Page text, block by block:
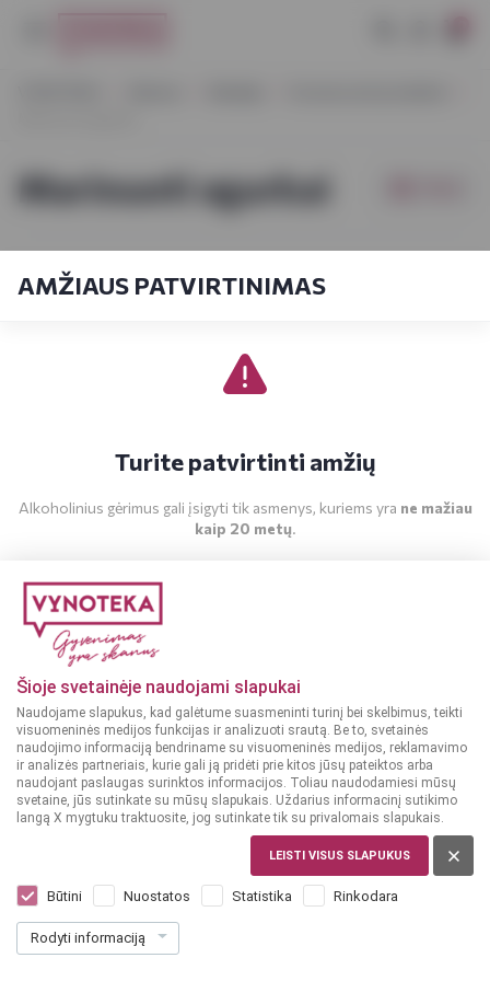
Šioje svetainėje naudojami slapukai
Naudojame slapukus, kad galėtume suasmeninti turinį bei skelbimus, teikti
visuomeninės medijos funkcijas ir analizuoti srautą. Be to, svetainės
naudojimo informaciją bendriname su visuomeninės medijos, reklamavimo
ir analizės partneriais, kurie gali ją pridėti prie kitos jūsų pateiktos arba
naudojant paslaugas surinktos informacijos. Toliau naudodamiesi mūsų
svetaine, jūs sutinkate su mūsų slapukais. Uždarius informacinį sutikimo
langą X mygtuku traktuosite, jog sutinkate tik su privalomais slapukais.
LEISTI VISUS SLAPUKUS
Būtini Nuostatos Statistika Rinkodara
Rodyti informaciją
AMŽIAUS PATVIRTINIMAS
Turite patvirtinti amžių
Alkoholinius gėrimus gali įsigyti tik asmenys, kuriems yra ne mažiau
kaip 20 metų.
Marinuoti agurkai